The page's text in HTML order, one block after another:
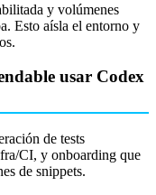
y volúmenes
Esto aísla el entorno y
usar Codex
de tests
CI, y onboarding que
de snippets.